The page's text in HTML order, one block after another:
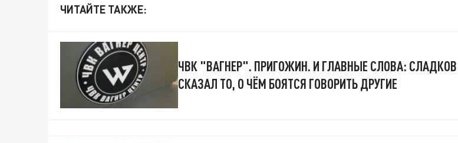
ЧИТАЙТЕ ТАКЖЕ:
ЧВК "ВАГНЕР". ПРИГОЖИН. И ГЛАВНЫЕ СЛОВА: СЛАДКОВ
СКАЗАЛ ТО, О ЧЁМ БОЯТСЯ ГОВОРИТЬ ДРУГИЕ